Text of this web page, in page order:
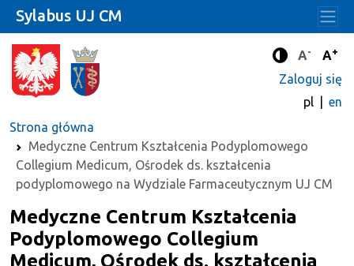
Tryb
A- A+
Zaloguj się
pl
en
Strona główna
Medyczne Centrum Kształcenia Podyplomowego
Collegium Medicum, Ośrodek ds. kształcenia
podyplomowego na Wydziale Farmaceutycznym UJ CM
Sylabus UJ CM
Medyczne Centrum Kształcenia
Podyplomowego Collegium
Medicum, Ośrodek ds. kształcenia